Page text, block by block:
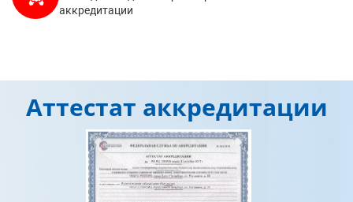
аккредитации
Аттестат аккредитации